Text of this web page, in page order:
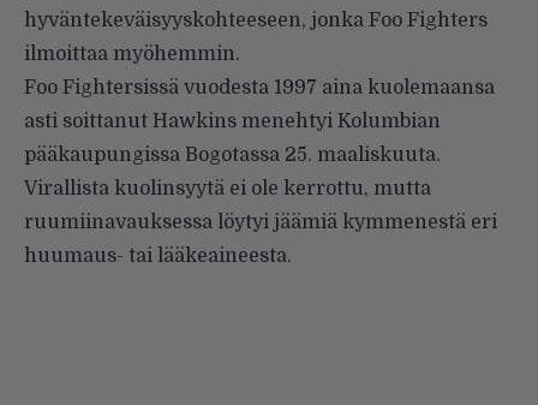
hyväntekeväisyyskohteeseen, jonka Foo Fighters
ilmoittaa myöhemmin.
Foo Fightersissä vuodesta 1997 aina kuolemaansa
asti soittanut Hawkins menehtyi Kolumbian
pääkaupungissa Bogotassa 25. maaliskuuta.
Virallista kuolinsyytä ei ole kerrottu, mutta
ruumiinavauksessa löytyi jäämiä kymmenestä eri
huumaus- tai lääkeaineesta.